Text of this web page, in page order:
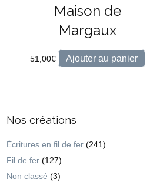
Maison de
Margaux
51,00€ Ajouter au panier
Nos créations
Écritures en fil de fer (241)
Fil de fer (127)
Non classé (3)